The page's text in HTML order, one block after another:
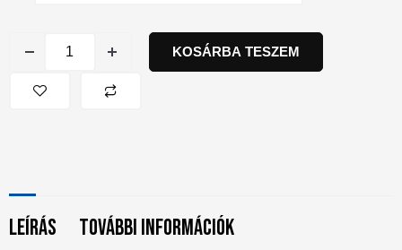
KOSÁRBA TESZEM
Leírás További információk